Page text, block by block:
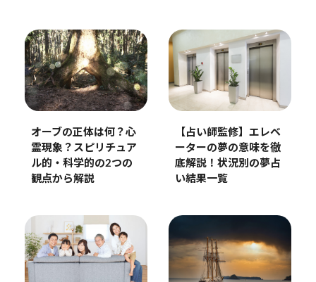
オーブの正体は何？心
霊現象？スピリチュア
ル的・科学的の2つの
観点から解説
【占い師監修】エレベ
ーターの夢の意味を徹
底解説！状況別の夢占
い結果一覧